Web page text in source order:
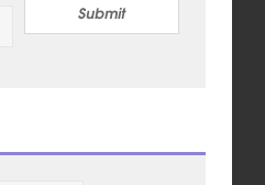
Submit